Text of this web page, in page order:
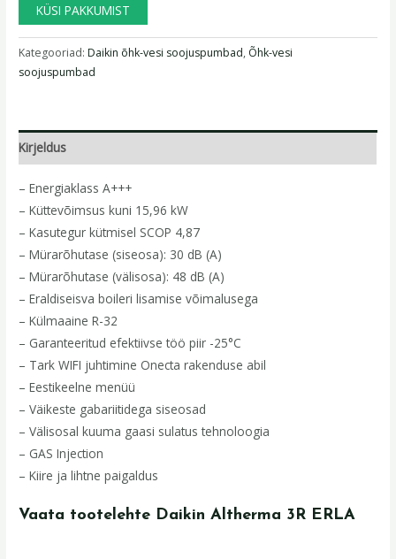
KÜSI PAKKUMIST
Kategooriad:Daikin õhk-vesi soojuspumbad, Õhk-vesi
soojuspumbad
Kirjeldus
– Energiaklass A+++
– Küttevõimsus kuni 15,96 kW
– Kasutegur kütmisel SCOP 4,87
– Mürarõhutase (siseosa): 30 dB (A)
– Mürarõhutase (välisosa): 48 dB (A)
– Eraldiseisva boileri lisamise võimalusega
– Külmaaine R-32
– Garanteeritud efektiivse töö piir -25°C
– Tark WIFI juhtimine Onecta rakenduse abil
– Eestikeelne menüü
– Väikeste gabariitidega siseosad
– Välisosal kuuma gaasi sulatus tehnoloogia
– GAS Injection
– Kiire ja lihtne paigaldus
Vaata tootelehte Daikin Altherma 3R ERLA